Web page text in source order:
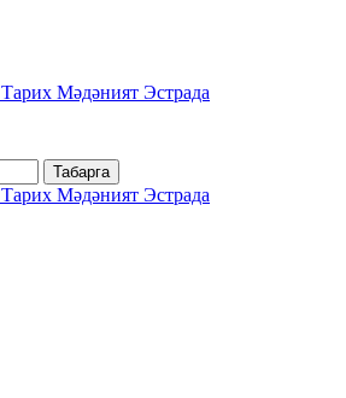
Тарих Мәдәният Эстрада
Табарга
Тарих Мәдәният Эстрада